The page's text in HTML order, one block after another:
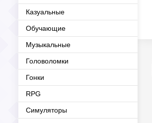
Казуальные
Обучающие
Музыкальные
Головоломки
Гонки
RPG
Симуляторы